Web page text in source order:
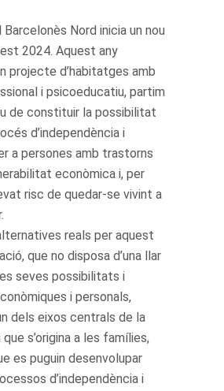
Nord inicia un nou
2024. Aquest any
projecte d’habitatges amb
i psicoeducatiu, partim
de constituir la possibilitat
d’independència i
a persones amb trastorns
econòmica i, per
risc de quedar-se vivint a
reals per aquest
que no disposa d’una llar
seves possibilitats i
i personals,
dels eixos centrals de la
s’origina a les famílies,
es puguin desenvolupar
d’independència i